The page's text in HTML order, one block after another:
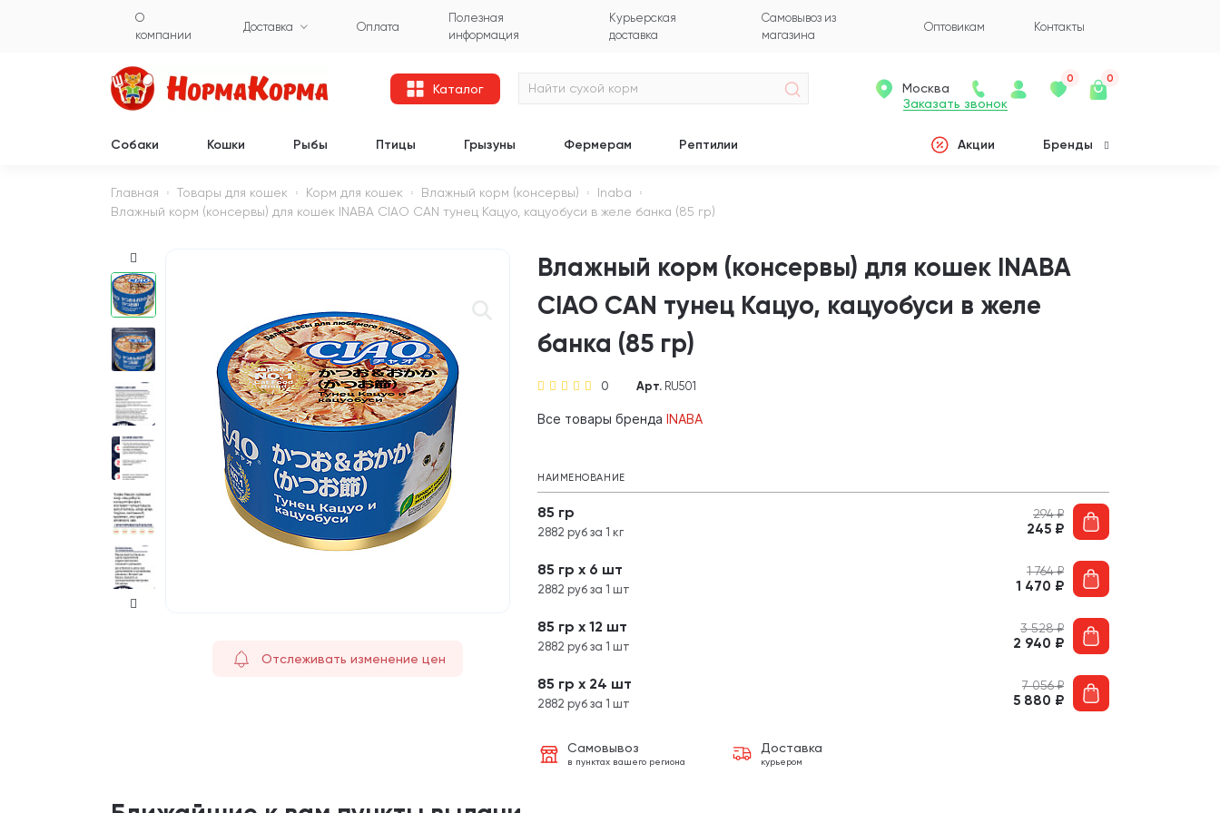
О
компании
Доставка Оплата
Полезная
информация
Курьерская
доставка
Самовывоз из
магазина
Оптовикам Контакты
Каталог
Заказать звонок
Москва
0 0
Собаки Кошки Рыбы Птицы Грызуны Фермерам Рептилии Акции Бренды
Главная Товары для кошек Корм для кошек Влажный корм (консервы)
Inaba
Влажный корм (консервы) для кошек INABA CIAO CAN тунец Кацуо, кацуобуси в желе банка (85 гр)
Отслеживать изменение цен
Влажный корм (консервы) для кошек INABA
CIAO CAN тунец Кацуо, кацуобуси в желе
банка (85 гр)
0 Арт. RU501
Все товары бренда INABA
НАИМЕНОВАНИЕ
85 гр
2882 руб за 1 кг
294₽
245 ₽
85 гр х 6 шт
2882 руб за 1 шт
1 764₽
1 470 ₽
85 гр х 12 шт
2882 руб за 1 шт
3 528₽
2 940 ₽
85 гр х 24 шт
2882 руб за 1 шт
7 056₽
5 880 ₽
Самовывоз
в пунктах вашего региона
Доставка
курьером